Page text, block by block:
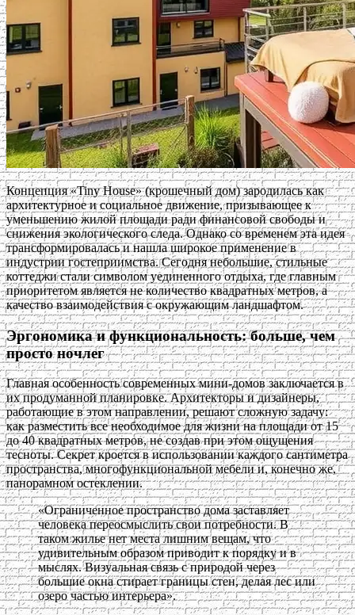
Концепция «Tiny House» (крошечный дом) зародилась как
архитектурное и социальное движение, призывающее к
уменьшению жилой площади ради финансовой свободы и
снижения экологического следа. Однако со временем эта идея
трансформировалась и нашла широкое применение в
индустрии гостеприимства. Сегодня небольшие, стильные
коттеджи стали символом уединенного отдыха, где главным
приоритетом является не количество квадратных метров, а
качество взаимодействия с окружающим ландшафтом.
Эргономика и функциональность: больше, чем
просто ночлег
Главная особенность современных мини-домов заключается в
их продуманной планировке. Архитекторы и дизайнеры,
работающие в этом направлении, решают сложную задачу:
как разместить все необходимое для жизни на площади от 15
до 40 квадратных метров, не создав при этом ощущения
тесноты. Секрет кроется в использовании каждого сантиметра
пространства, многофункциональной мебели и, конечно же,
панорамном остеклении.
«Ограниченное пространство дома заставляет
человека переосмыслить свои потребности. В
таком жилье нет места лишним вещам, что
удивительным образом приводит к порядку и в
мыслях. Визуальная связь с природой через
большие окна стирает границы стен, делая лес или
озеро частью интерьера».